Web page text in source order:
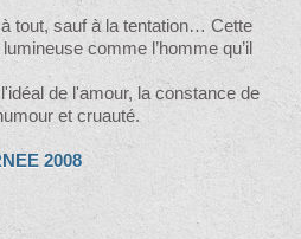
comme l’homme qu’il
de l'amour, la constance de
et cruauté.
2008